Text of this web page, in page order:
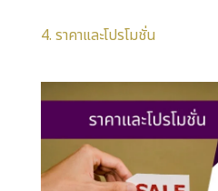
4. ราคาและโปรโมชั่น